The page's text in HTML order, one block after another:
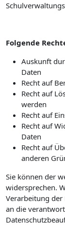
Folgende
Auskunft
Daten
Recht auf
Recht auf
werden
Recht auf
Recht auf
Daten
Recht auf
anderen
Sie können der
widersprechen.
Verarbeitung der
an die